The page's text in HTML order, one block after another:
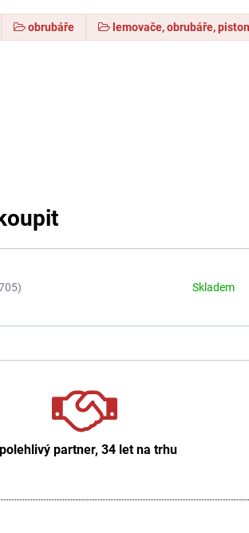
obrubáře lemovače, obrubáře,
Skladem
partner, 34 let na trhu